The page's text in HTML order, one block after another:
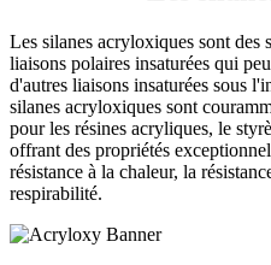
Les silanes acryloxiques sont des
liaisons polaires insaturées qui
d'autres liaisons insaturées sous
silanes acryloxiques sont
pour les résines acryliques, le
offrant des propriétés
résistance à la chaleur, la
respirabilité.